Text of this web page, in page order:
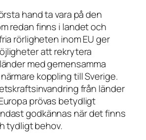
hand ta vara på den
redan finns i landet och
rörligheten inom EU ger
att rekrytera
med gemensamma
koppling till Sverige.
från länder
prövas betydligt
godkännas när det finns
tydligt behov.